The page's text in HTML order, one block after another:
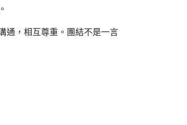
通，相互尊重。團結不是一言